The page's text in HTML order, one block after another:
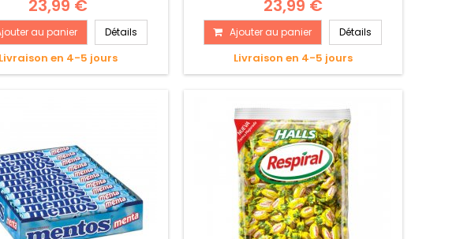
23,99 €
au panier Détails
Livraison en 4-5 jours
23,99 €
Ajouter au panier Détails
Livraison en 4-5 jours